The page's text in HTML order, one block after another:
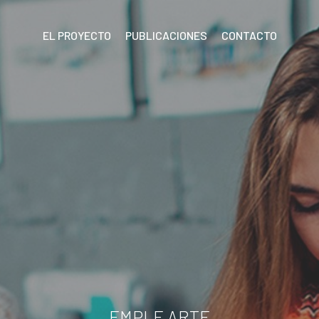
EL PROYECTO PUBLICACIONES CONTACTO